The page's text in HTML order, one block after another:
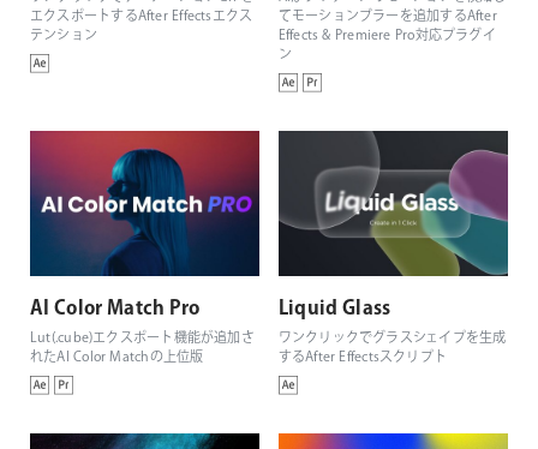
エクスポートするAfter Effectsエクス
テンション
てモーションブラーを追加するAfter
Effects & Premiere Pro対応プラグイ
ン
AI Color Match Pro
Lut(.cube)エクスポート機能が追加さ
れたAI Color Matchの上位版
Liquid Glass
ワンクリックでグラスシェイプを生成
するAfter Effectsスクリプト